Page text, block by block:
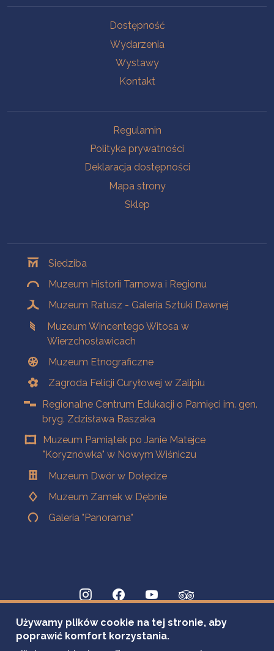
Dostępność
Wydarzenia
Wystawy
Kontakt
Regulamin
Polityka prywatności
Deklaracja dostępności
Mapa strony
Sklep
Siedziba
Muzeum Historii Tarnowa i Regionu
Muzeum Ratusz - Galeria Sztuki Dawnej
Muzeum Wincentego Witosa w
Wierzchosławicach
Muzeum Etnograficzne
Zagroda Felicji Curyłowej w Zalipiu
Regionalne Centrum Edukacji o Pamięci im. gen.
bryg. Zdzisława Baszaka
Muzeum Pamiątek po Janie Matejce
"Koryznówka" w Nowym Wiśniczu
Muzeum Dwór w Dołędze
Muzeum Zamek w Dębnie
Galeria "Panorama"
Używamy plików cookie na tej stronie, aby
poprawić komfort korzystania.